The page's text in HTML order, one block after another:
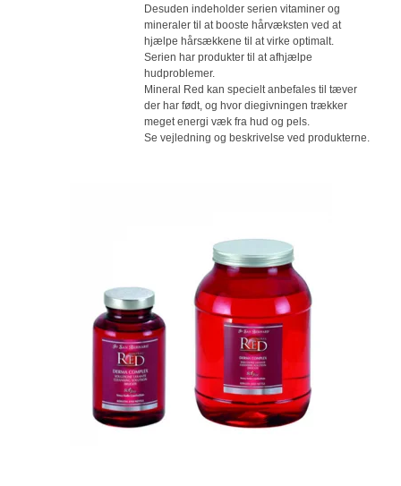
Desuden indeholder serien vitaminer og
mineraler til at booste hårvæksten ved at
hjælpe hårsækkene til at virke optimalt.
Serien har produkter til at afhjælpe
hudproblemer.
Mineral Red kan specielt anbefales til tæver
der har født, og hvor diegivningen trækker
meget energi væk fra hud og pels.
Se vejledning og beskrivelse ved produkterne.